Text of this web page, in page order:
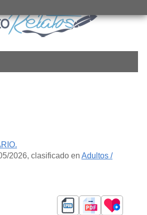
2026, clasificado en Adultos /